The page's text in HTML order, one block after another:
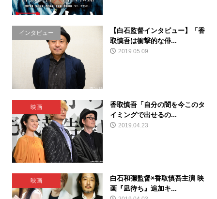
インタビュー
【白石監督インタビュー】「香
取慎吾は衝撃的な俳...
2019.05.09
映画
香取慎吾「自分の闇を今このタ
イミングで出せるの...
2019.04.23
映画
白石和彌監督×香取慎吾主演 映
画『凪待ち』追加キ...